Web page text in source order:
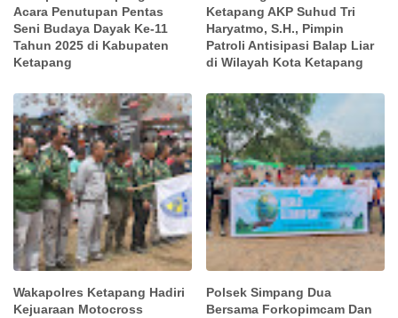
Acara Penutupan Pentas
Seni Budaya Dayak Ke-11
Tahun 2025 di Kabupaten
Ketapang
Ketapang AKP Suhud Tri
Haryatmo, S.H., Pimpin
Patroli Antisipasi Balap Liar
di Wilayah Kota Ketapang
Wakapolres Ketapang Hadiri
Kejuaraan Motocross
Polsek Simpang Dua
Bersama Forkopimcam Dan